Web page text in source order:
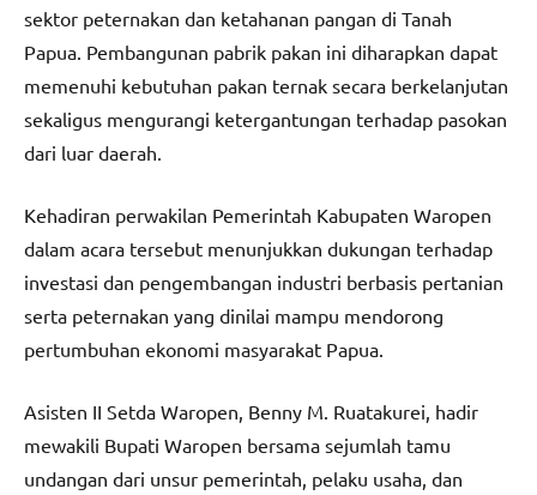
sektor peternakan dan ketahanan pangan di Tanah
Papua. Pembangunan pabrik pakan ini diharapkan dapat
memenuhi kebutuhan pakan ternak secara berkelanjutan
sekaligus mengurangi ketergantungan terhadap pasokan
dari luar daerah.
Kehadiran perwakilan Pemerintah Kabupaten Waropen
dalam acara tersebut menunjukkan dukungan terhadap
investasi dan pengembangan industri berbasis pertanian
serta peternakan yang dinilai mampu mendorong
pertumbuhan ekonomi masyarakat Papua.
Asisten II Setda Waropen, Benny M. Ruatakurei, hadir
mewakili Bupati Waropen bersama sejumlah tamu
undangan dari unsur pemerintah, pelaku usaha, dan